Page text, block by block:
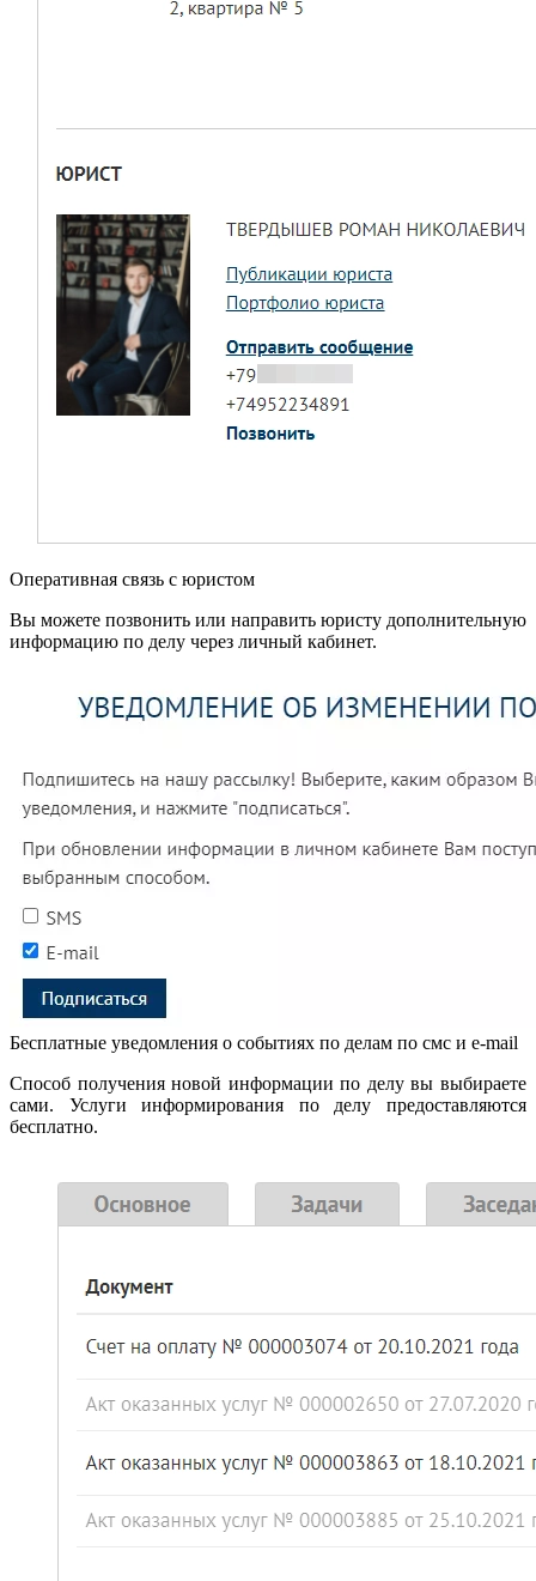
Оперативная связь с юристом
Вы можете позвонить или направить юристу дополнительную
информацию по делу через личный кабинет.
Бесплатные уведомления о событиях по делам по смс и e-mail
Способ получения новой информации по делу вы выбираете
сами. Услуги информирования по делу предоставляются
бесплатно.